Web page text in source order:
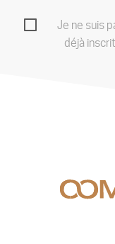
Je ne suis
déjà